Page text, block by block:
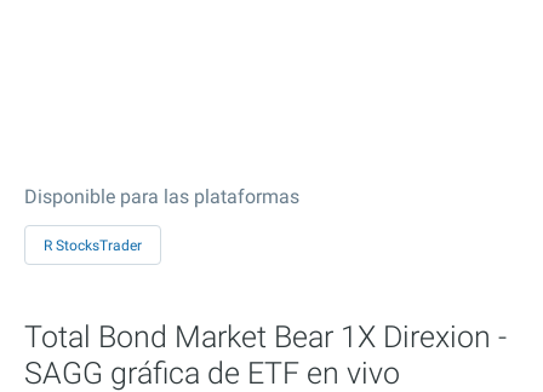
Disponible para las plataformas
R StocksTrader
Total Bond Market Bear 1X Direxion -
SAGG gráfica de ETF en vivo